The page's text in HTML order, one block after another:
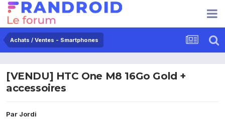
Achats / Ventes - Smartphones
[VENDU] HTC One M8 16Go Gold +
accessoires
Par Jordi